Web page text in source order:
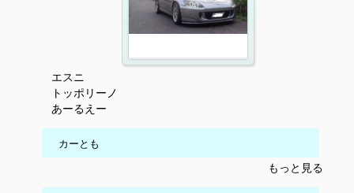
エスニ
トッポリーノ
あーるえー
カーとも
もっと見る